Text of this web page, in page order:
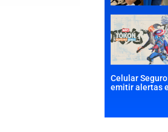
Celular
emitir alertas